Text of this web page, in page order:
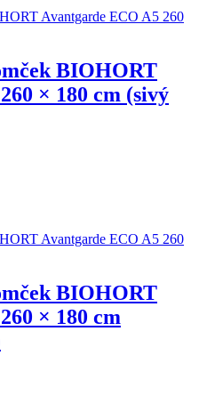
BIOHORT
× 180 cm (sivý
BIOHORT
× 180 cm